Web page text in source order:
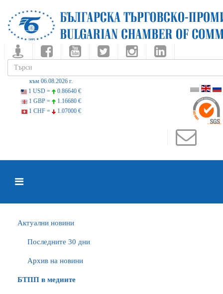
към 06.08.2026 г.
1 USD =
0.86640 €
1 GBP =
1.16680 €
1 CHF =
1.07000 €
Актуални новини
Последните 30 дни
Архив на новини
БTПП в медиите